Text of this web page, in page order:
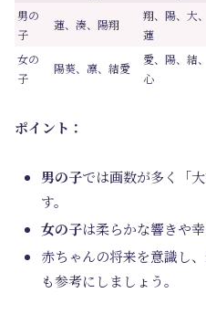
男の
子
蓮、湊、陽翔
翔、陽、大、
蓮
女の
子
陽葵、凛、結愛
愛、陽、結、
心
ポイント：
男の子では画数が多く「
す。
女の子は柔らかな響きや
赤ちゃんの将来を意識し
も参考にしましょう。